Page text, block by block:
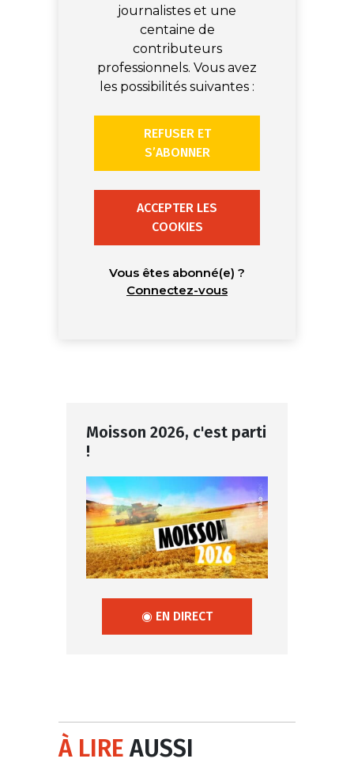
journalistes et une
centaine de
contributeurs
professionnels. Vous avez
les possibilités suivantes :
REFUSER ET
S’ABONNER
ACCEPTER LES
COOKIES
Vous êtes abonné(e) ?
Connectez-vous
Moisson 2026, c'est parti
!
◉ EN DIRECT
À LIREAUSSI